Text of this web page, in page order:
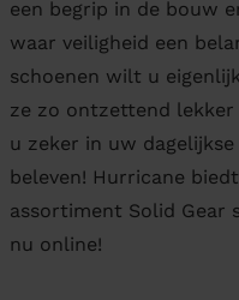
een begrip in de bouw
waar veiligheid een
schoenen wilt u
ze zo ontzettend
u zeker in uw
beleven! Hurricane
assortiment Solid Gear
nu online!